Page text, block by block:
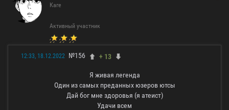
Каге
Активный участник
12:33, 18.12.2022 №156 + 13
Я живая легенда
Один из самых преданных юзеров ютсы
Дай бог мне здоровья (я атеист)
Удачи всем